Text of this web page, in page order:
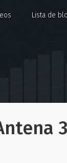
Lista de
3